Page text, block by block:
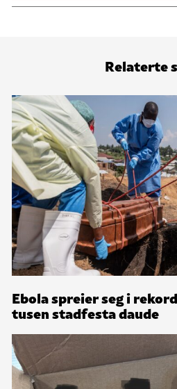
Relaterte
Ebola spreier seg i
tusen stadfesta daude